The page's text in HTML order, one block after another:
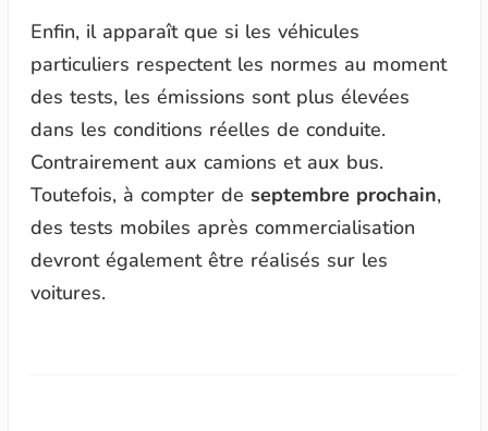
Enfin, il apparaît que si les véhicules
particuliers respectent les normes au moment
des tests, les émissions sont plus élevées
dans les conditions réelles de conduite.
Contrairement aux camions et aux bus.
Toutefois, à compter de septembre prochain,
des tests mobiles après commercialisation
devront également être réalisés sur les
voitures.